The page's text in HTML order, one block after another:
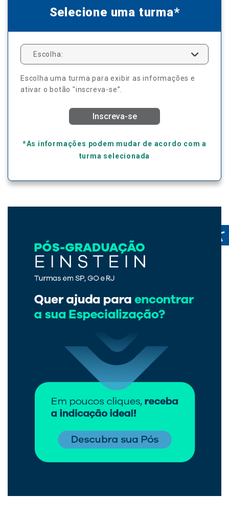
Selecione uma turma*
Escolha:
Escolha uma turma para exibir as informações e
ativar o botão "inscreva-se”.
Inscreva-se
*As informações podem mudar de acordo com a
turma selecionada